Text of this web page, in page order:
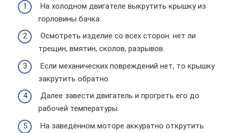
На холодном двигателе выкрутить крышку из
горловины бачка.
Осмотреть изделие со всех сторон: нет ли
трещин, вмятин, сколов, разрывов.
Если механических повреждений нет, то крышку
закрутить обратно.
Далее завести двигатель и прогреть его до
рабочей температуры.
На заведённом моторе аккуратно открутить